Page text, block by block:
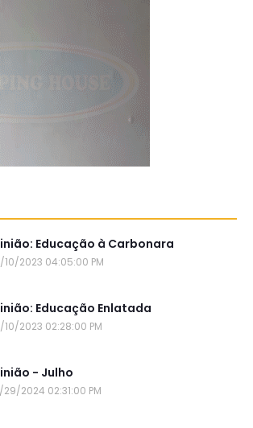
Educação à Carbonara
10/2023 04:05:00 PM
Educação Enlatada
10/2023 02:28:00 PM
- Julho
29/2024 02:31:00 PM